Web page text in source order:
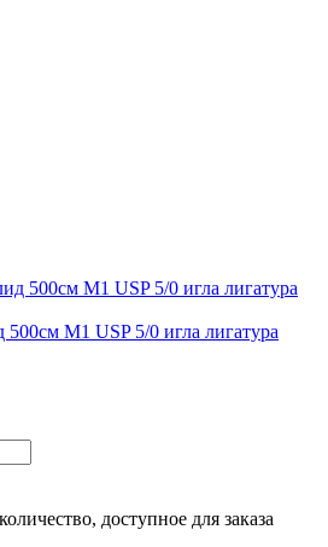
М1 USP 5/0 игла лигатура
доступное для заказа